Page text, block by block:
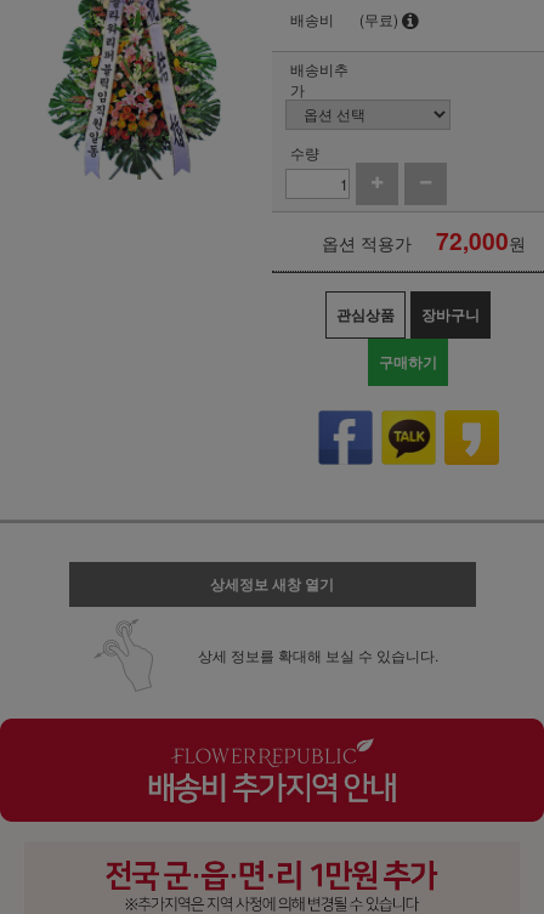
배송비
(무료)
배송비추
가
수량
옵션 적용가 72,000원
관심상품 장바구니
구매하기
상세정보 새창 열기
상세 정보를 확대해 보실 수 있습니다.